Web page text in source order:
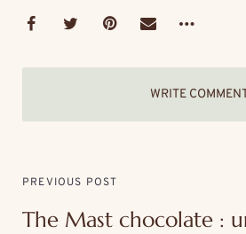
WRITE
PREVIOUS POST
The Mast chocolate :